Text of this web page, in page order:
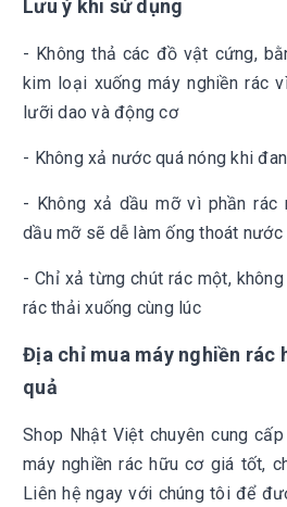
Lưu ý khi sử dụng
- Không thả các đồ vật cứng,
kim loại xuống máy nghiền rác
lưỡi dao và động cơ
- Không xả nước quá nóng khi
- Không xả dầu mỡ vì phần rác
dầu mỡ sẽ dễ làm ống thoát nước
- Chỉ xả từng chút rác một,
rác thải xuống cùng lúc
Địa chỉ mua máy nghiền rác
quả
Shop Nhật Việt chuyên cung
máy nghiền rác hữu cơ giá tốt,
Liên hệ ngay với chúng tôi để